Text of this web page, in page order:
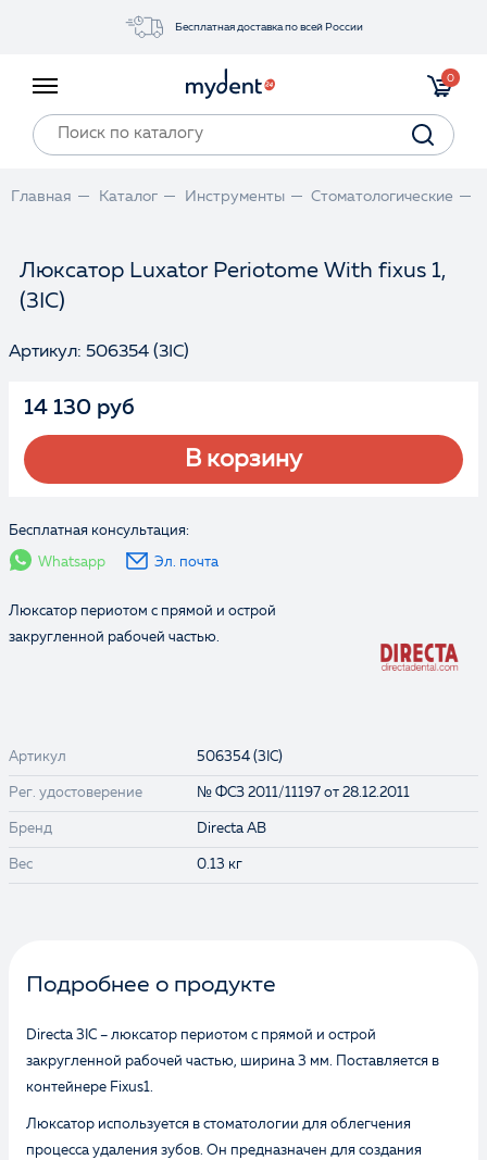
Бесплатная доставка по всей России
Прайс-лист
0
Главная Каталог Инструменты Стоматологические
Люксатор Luxator Periotome With fixus 1,
(3IC)
Артикул: 506354 (3IC)
14 130 руб
В корзину
Бесплатная консультация:
Whatsapp Эл. почта
Люксатор периотом с прямой и острой
закругленной рабочей частью.
Артикул 506354 (3IC)
Рег. удостоверение № ФСЗ 2011/11197 от 28.12.2011
Бренд Directa AB
Вес 0.13 кг
Подробнее о продукте
Directa 3IC – люксатор периотом с прямой и острой
закругленной рабочей частью, ширина 3 мм. Поставляется в
контейнере Fixus1.
Люксатор используется в стоматологии для облегчения
процесса удаления зубов. Он предназначен для создания